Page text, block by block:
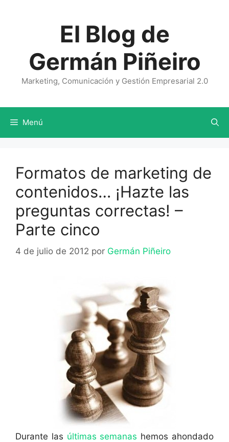
El Blog de
Germán Piñeiro
Marketing, Comunicación y Gestión Empresarial 2.0
Menú
Formatos de marketing de
contenidos… ¡Hazte las
preguntas correctas! –
Parte cinco
4 de julio de 2012 por Germán Piñeiro
Durante las últimas semanas hemos ahondado